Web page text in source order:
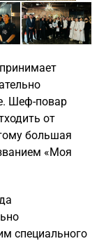
Шеф-повар
от
большая
«Моя
специального